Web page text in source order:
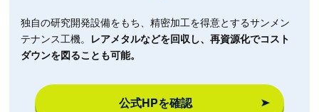
独自の研究開発設備をもち、精密加工を得意とするサンメン
テナンス工機。 レアメタルなどを回収し、再資源化でコスト
ダウンを図ることも可能。
公式HPを確認